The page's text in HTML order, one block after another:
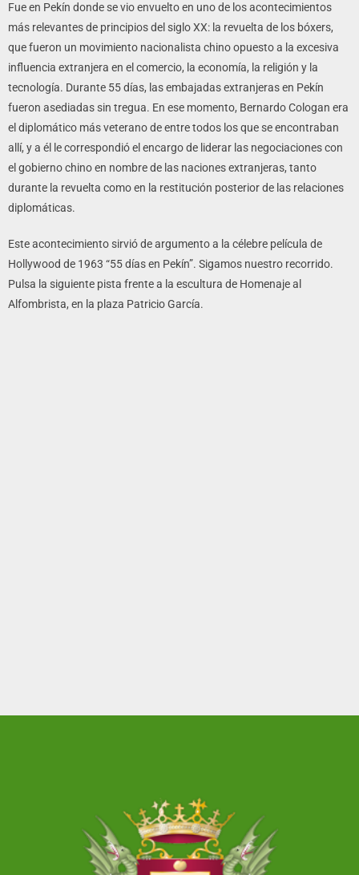
Fue en Pekín donde se vio envuelto en uno de los acontecimientos
más relevantes de principios del siglo XX: la revuelta de los bóxers,
que fueron un movimiento nacionalista chino opuesto a la excesiva
influencia extranjera en el comercio, la economía, la religión y la
tecnología. Durante 55 días, las embajadas extranjeras en Pekín
fueron asediadas sin tregua. En ese momento, Bernardo Cologan era
el diplomático más veterano de entre todos los que se encontraban
allí, y a él le correspondió el encargo de liderar las negociaciones con
el gobierno chino en nombre de las naciones extranjeras, tanto
durante la revuelta como en la restitución posterior de las relaciones
diplomáticas.
Este acontecimiento sirvió de argumento a la célebre película de
Hollywood de 1963 “55 días en Pekín”. Sigamos nuestro recorrido.
Pulsa la siguiente pista frente a la escultura de Homenaje al
Alfombrista, en la plaza Patricio García.